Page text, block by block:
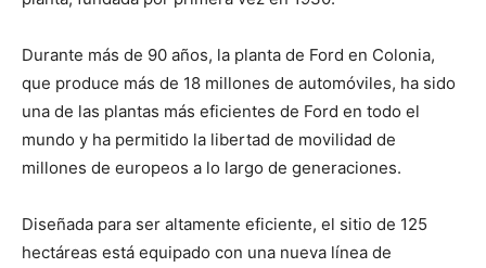
Durante más de 90 años, la planta de Ford en Colonia,
que produce más de 18 millones de automóviles, ha sido
una de las plantas más eficientes de Ford en todo el
mundo y ha permitido la libertad de movilidad de
millones de europeos a lo largo de generaciones.
Diseñada para ser altamente eficiente, el sitio de 125
hectáreas está equipado con una nueva línea de